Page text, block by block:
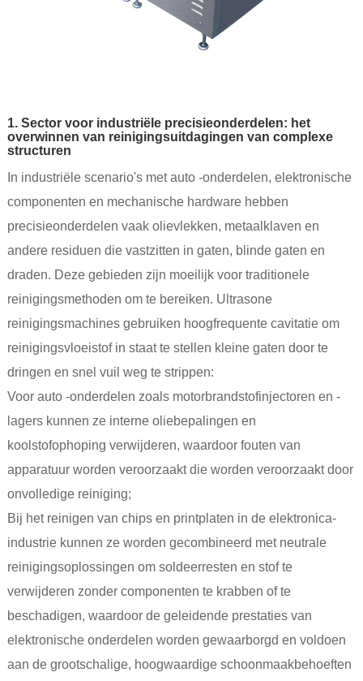
1. Sector voor industriële precisieonderdelen: het
overwinnen van reinigingsuitdagingen van complexe
structuren
In industriële scenario's met auto -onderdelen, elektronische
componenten en mechanische hardware hebben
precisieonderdelen vaak olievlekken, metaalklaven en
andere residuen die vastzitten in gaten, blinde gaten en
draden. Deze gebieden zijn moeilijk voor traditionele
reinigingsmethoden om te bereiken. Ultrasone
reinigingsmachines gebruiken hoogfrequente cavitatie om
reinigingsvloeistof in staat te stellen kleine gaten door te
dringen en snel vuil weg te strippen:
Voor auto -onderdelen zoals motorbrandstofinjectoren en -
lagers kunnen ze interne oliebepalingen en
koolstofophoping verwijderen, waardoor fouten van
apparatuur worden veroorzaakt die worden veroorzaakt door
onvolledige reiniging;
Bij het reinigen van chips en printplaten in de elektronica-
industrie kunnen ze worden gecombineerd met neutrale
reinigingsoplossingen om soldeerresten en stof te
verwijderen zonder componenten te krabben of te
beschadigen, waardoor de geleidende prestaties van
elektronische onderdelen worden gewaarborgd en voldoen
aan de grootschalige, hoogwaardige schoonmaakbehoeften